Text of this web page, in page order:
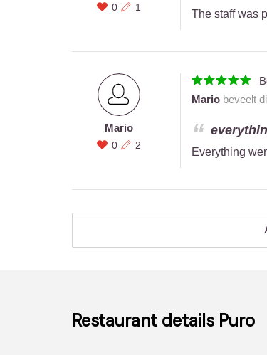
0 1
The staff was
Mario
0 2
Mariobeveelt
Everything
Restaurant details Puro